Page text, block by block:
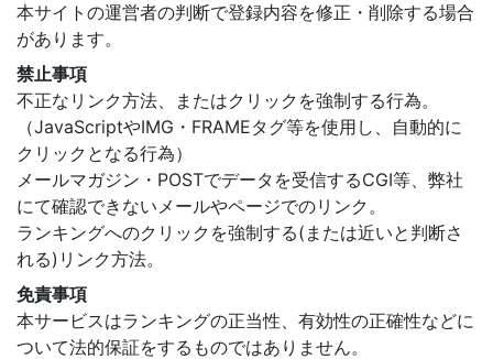
本サイトの運営者の判断で登録内容を修正・削除する場合
があります。
禁止事項
不正なリンク方法、またはクリックを強制する行為。
（JavaScriptやIMG・FRAMEタグ等を使用し、自動的に
クリックとなる行為）
メールマガジン・POSTでデータを受信するCGI等、弊社
にて確認できないメールやページでのリンク。
ランキングへのクリックを強制する(または近いと判断さ
れる)リンク方法。
免責事項
本サービスはランキングの正当性、有効性の正確性などに
ついて法的保証をするものではありません。